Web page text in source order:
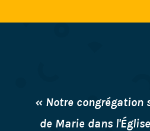
« Notre congrégation
de Marie dans